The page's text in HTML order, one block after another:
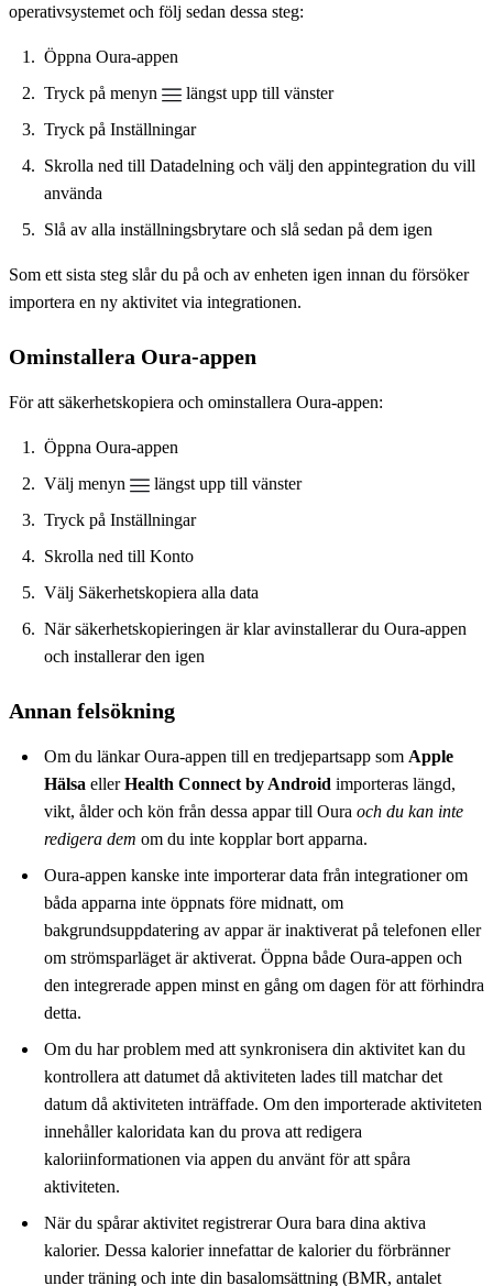
operativsystemet och följ sedan dessa steg:
Öppna Oura-appen
Tryck på menyn
längst upp till vänster
Tryck på Inställningar
Skrolla ned till Datadelning och välj den appintegration du vill
använda
Slå av alla inställningsbrytare och slå sedan på dem igen
Som ett sista steg slår du på och av enheten igen innan du försöker
importera en ny aktivitet via integrationen.
Ominstallera Oura-appen
För att säkerhetskopiera och ominstallera Oura-appen:
Öppna Oura-appen
Välj menyn
längst upp till vänster
Tryck på Inställningar
Skrolla ned till Konto
Välj Säkerhetskopiera alla data
När säkerhetskopieringen är klar avinstallerar du Oura-appen
och installerar den igen
Annan felsökning
Om du länkar Oura-appen till en tredjepartsapp som Apple
Hälsa ellerHealth Connect by Android importeras längd,
vikt, ålder och kön från dessa appar till Oura och du kan inte
redigera dem om du inte kopplar bort apparna.
Oura-appen kanske inte importerar data från integrationer om
båda apparna inte öppnats före midnatt, om
bakgrundsuppdatering av appar är inaktiverat på telefonen eller
om strömsparläget är aktiverat. Öppna både Oura-appen och
den integrerade appen minst en gång om dagen för att förhindra
detta.
Om du har problem med att synkronisera din aktivitet kan du
kontrollera att datumet då aktiviteten lades till matchar det
datum då aktiviteten inträffade. Om den importerade aktiviteten
innehåller kaloridata kan du prova att redigera
kaloriinformationen via appen du använt för att spåra
aktiviteten.
När du spårar aktivitet registrerar Oura bara dina aktiva
kalorier. Dessa kalorier innefattar de kalorier du förbränner
under träning och inte din basalomsättning (BMR, antalet